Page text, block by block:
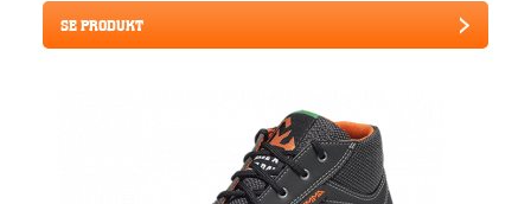
SE PRODUKT